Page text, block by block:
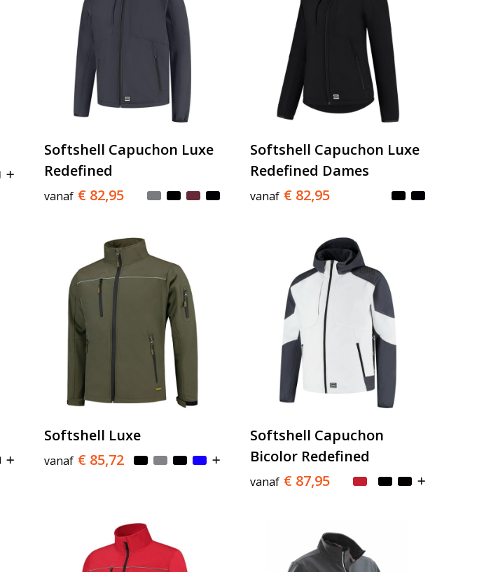
Softshell Capuchon Luxe
Redefined
vanaf € 82,95
Softshell Capuchon Luxe
Redefined Dames
vanaf € 82,95
Softshell Luxe
vanaf € 85,72
Softshell Capuchon
Bicolor Redefined
vanaf € 87,95